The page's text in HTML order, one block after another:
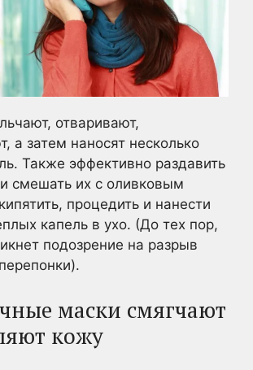
отваривают,
а затем наносят несколько
Также эффективно раздавить
смешать их с оливковым
процедить и нанести
капель в ухо. (До тех пор,
подозрение на разрыв
маски смягчают
кожу